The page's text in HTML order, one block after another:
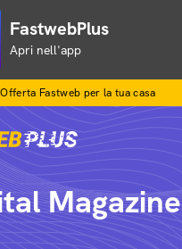
FastwebPlus
Apri nell'app
Offerta Fastweb per la tua casa
Magazine